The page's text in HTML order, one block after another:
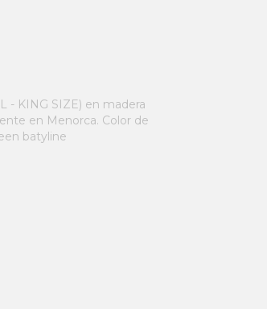
- KING SIZE) en madera
en Menorca. Color de
batyline